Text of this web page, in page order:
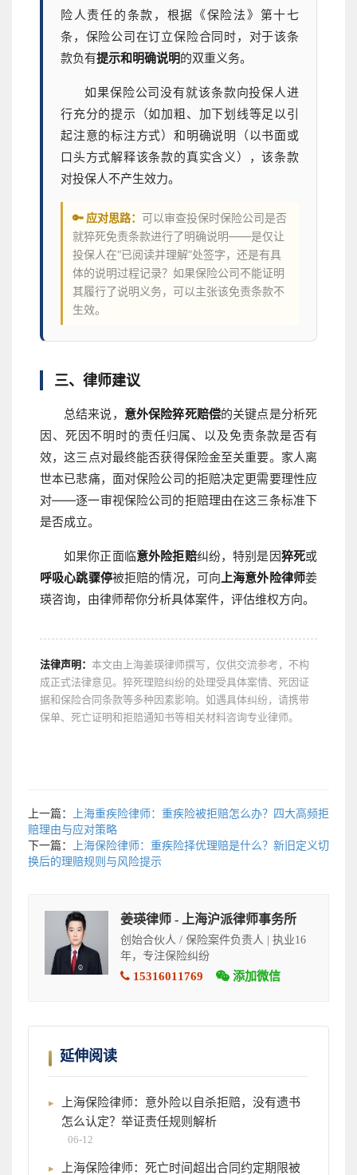
险人责任的条款，根据《保险法》第十七
条，保险公司在订立保险合同时，对于该条
款负有提示和明确说明的双重义务。
如果保险公司没有就该条款向投保人进
行充分的提示（如加粗、加下划线等足以引
起注意的标注方式）和明确说明（以书面或
口头方式解释该条款的真实含义），该条款
对投保人不产生效力。
🔑 应对思路： 可以审查投保时保险公司是否
就猝死免责条款进行了明确说明——是仅让
投保人在“已阅读并理解”处签字，还是有具
体的说明过程记录？如果保险公司不能证明
其履行了说明义务，可以主张该免责条款不
生效。
三、律师建议
总结来说， 意外保险猝死赔偿的关键点是分析死
因、死因不明时的责任归属、以及免责条款是否有
效，这三点对最终能否获得保险金至关重要。家人离
世本已悲痛，面对保险公司的拒赔决定更需要理性应
对——逐一审视保险公司的拒赔理由在这三条标准下
是否成立。
如果你正面临意外险拒赔纠纷，特别是因猝死或
呼吸心跳骤停被拒赔的情况，可向上海意外险律师姜
瑛咨询，由律师帮你分析具体案件，评估维权方向。
法律声明： 本文由上海姜瑛律师撰写，仅供交流参考，不构
成正式法律意见。猝死理赔纠纷的处理受具体案情、死因证
据和保险合同条款等多种因素影响。如遇具体纠纷，请携带
保单、死亡证明和拒赔通知书等相关材料咨询专业律师。
上一篇：
上海重疾险律师：重疾险被拒赔怎么办？四大高频拒
赔理由与应对策略
下一篇：
上海保险律师：重疾险择优理赔是什么？新旧定义切
换后的理赔规则与风险提示
姜瑛律师 - 上海沪派律师事务所
创始合伙人 / 保险案件负责人 | 执业16
年，专注保险纠纷
15316011769 添加微信
延伸阅读
上海保险律师：意外险以自杀拒赔，没有遗书
怎么认定？举证责任规则解析
06-12
上海保险律师：死亡时间超出合同约定期限被